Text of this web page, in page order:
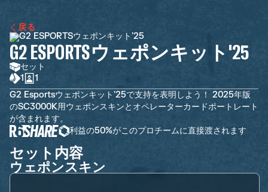
戻る
G2 ESPORTSウェポンキット'25
セット
1
1
G2 Esportsウェポンキット'25で支持を表明しよう！ 2025年版
のSC3000K用ウェポンスキンとオペレーターカードポートレート
が含まれます。
利益の50%がこのプロチームに直接渡されます
セット内容
ウェポンスキン